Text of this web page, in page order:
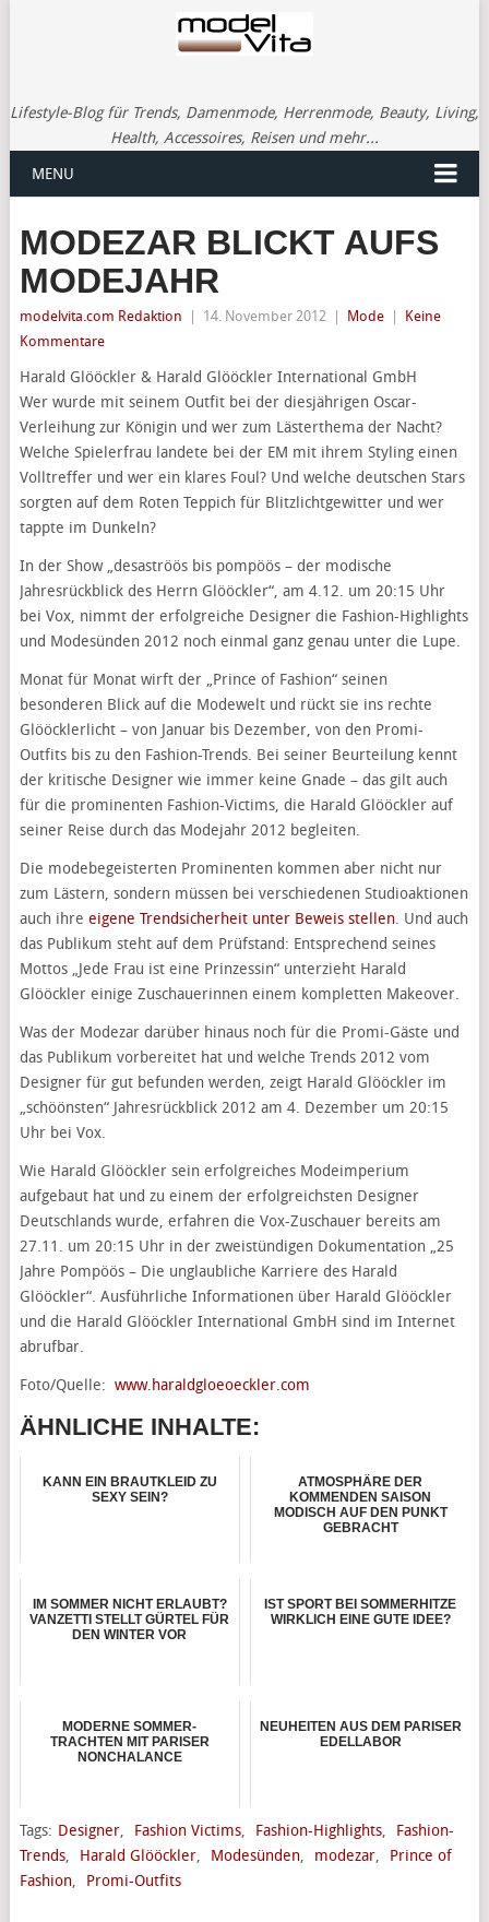
Lifestyle-Blog für Trends, Damenmode, Herrenmode, Beauty, Living,
Health, Accessoires, Reisen und mehr...
MENU
MODEZAR BLICKT AUFS
MODEJAHR
modelvita.com Redaktion 14. November 2012 Mode
Keine
Kommentare
Harald Glööckler & Harald Glööckler International GmbH
Wer wurde mit seinem Outfit bei der diesjährigen Oscar-
Verleihung zur Königin und wer zum Lästerthema der Nacht?
Welche Spielerfrau landete bei der EM mit ihrem Styling einen
Volltreffer und wer ein klares Foul? Und welche deutschen Stars
sorgten auf dem Roten Teppich für Blitzlichtgewitter und wer
tappte im Dunkeln?
In der Show „desaströös bis pompöös – der modische
Jahresrückblick des Herrn Glööckler“, am 4.12. um 20:15 Uhr
bei Vox, nimmt der erfolgreiche Designer die Fashion-Highlights
und Modesünden 2012 noch einmal ganz genau unter die Lupe.
Monat für Monat wirft der „Prince of Fashion“ seinen
besonderen Blick auf die Modewelt und rückt sie ins rechte
Glööcklerlicht – von Januar bis Dezember, von den Promi-
Outfits bis zu den Fashion-Trends. Bei seiner Beurteilung kennt
der kritische Designer wie immer keine Gnade – das gilt auch
für die prominenten Fashion-Victims, die Harald Glööckler auf
seiner Reise durch das Modejahr 2012 begleiten.
Die modebegeisterten Prominenten kommen aber nicht nur
zum Lästern, sondern müssen bei verschiedenen Studioaktionen
auch ihre eigene Trendsicherheit unter Beweis stellen. Und auch
das Publikum steht auf dem Prüfstand: Entsprechend seines
Mottos „Jede Frau ist eine Prinzessin“ unterzieht Harald
Glööckler einige Zuschauerinnen einem kompletten Makeover.
Was der Modezar darüber hinaus noch für die Promi-Gäste und
das Publikum vorbereitet hat und welche Trends 2012 vom
Designer für gut befunden werden, zeigt Harald Glööckler im
„schöönsten“ Jahresrückblick 2012 am 4. Dezember um 20:15
Uhr bei Vox.
Wie Harald Glööckler sein erfolgreiches Modeimperium
aufgebaut hat und zu einem der erfolgreichsten Designer
Deutschlands wurde, erfahren die Vox-Zuschauer bereits am
27.11. um 20:15 Uhr in der zweistündigen Dokumentation „25
Jahre Pompöös – Die unglaubliche Karriere des Harald
Glööckler“. Ausführliche Informationen über Harald Glööckler
und die Harald Glööckler International GmbH sind im Internet
abrufbar.
Foto/Quelle: www.haraldgloeoeckler.com
ÄHNLICHE INHALTE:
KANN EIN BRAUTKLEID ZU
SEXY SEIN?
ATMOSPHÄRE DER
KOMMENDEN SAISON
MODISCH AUF DEN PUNKT
GEBRACHT
IM SOMMER NICHT ERLAUBT?
VANZETTI STELLT GÜRTEL FÜR
DEN WINTER VOR
IST SPORT BEI SOMMERHITZE
WIRKLICH EINE GUTE IDEE?
MODERNE SOMMER-
TRACHTEN MIT PARISER
NONCHALANCE
NEUHEITEN AUS DEM PARISER
EDELLABOR
Tags: Designer, Fashion Victims, Fashion-Highlights,
Fashion-
Trends, Harald Glööckler, Modesünden, modezar,
Prince of
Fashion, Promi-Outfits